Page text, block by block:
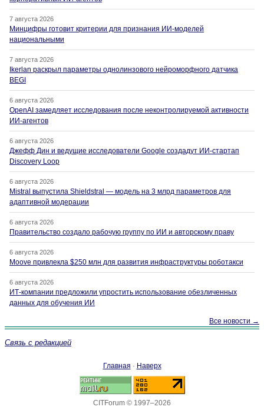
7 августа 2026
Минцифры готовит критерии для признания ИИ-моделей
национальными
7 августа 2026
Ikerlan раскрыл параметры однолинзового нейроморфного датчика
BEGI
6 августа 2026
OpenAI замедляет исследования после неконтролируемой активности
ИИ-агентов
6 августа 2026
Джефф Дин и ведущие исследователи Google создадут ИИ-стартап
Discovery Loop
6 августа 2026
Mistral выпустила Shieldstral — модель на 3 млрд параметров для
адаптивной модерации
6 августа 2026
Правительство создало рабочую группу по ИИ и авторскому праву
6 августа 2026
Moove привлекла $250 млн для развития инфраструктуры роботакси
6 августа 2026
ИТ-компании предложили упростить использование обезличенных
данных для обучения ИИ
Все новости →
Связь с редакцией
Главная · Наверх
CITForum © 1997–2026